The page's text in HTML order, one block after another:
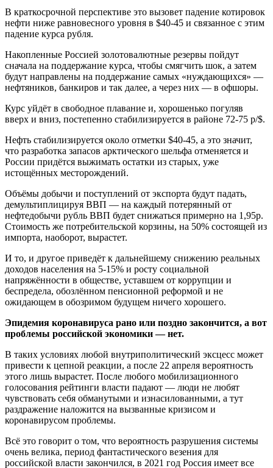
В краткосрочной перспективе это вызовет падение котировок
нефти ниже равновесного уровня в $40-45 и связанное с этим
падение курса рубля.
Накопленные Россией золотовалютные резервы пойдут
сначала на поддержание курса, чтобы смягчить шок, а затем
будут направлены на поддержание самых «нуждающихся» —
нефтяников, банкиров и так далее, а через них — в офшоры.
Курс уйдёт в свободное плавание и, хорошенько погуляв
вверх и вниз, постепенно стабилизируется в районе 72-75 р/$.
Нефть стабилизируется около отметки $40-45, а это значит,
что разработка запасов арктического шельфа отменяется и
России придётся выжимать остатки из старых, уже
истощённых месторождений.
Объёмы добычи и поступлений от экспорта будут падать,
демультиплицируя ВВП — на каждый потерянный от
нефтедобычи рубль ВВП будет снижаться примерно на 1,95р.
Стоимость же потребительской корзины, на 50% состоящей из
импорта, наоборот, вырастет.
И то, и другое приведёт к дальнейшему снижению реальных
доходов населения на 5-15% и росту социальной
напряжённости в обществе, уставшем от коррупции и
беспредела, обозлённом пенсионной реформой и не
ожидающем в обозримом будущем ничего хорошего.
Эпидемия коронавируса рано или поздно закончится, а вот
проблемы российской экономики — нет.
В таких условиях любой внутриполитический эксцесс может
привести к цепной реакции, а после 22 апреля вероятность
этого лишь вырастет. После любого мобилизационного
голосования рейтинги власти падают — люди не любят
чувствовать себя обманутыми и изнасилованными, а тут
раздражение наложится на вызванные кризисом и
коронавирусом проблемы.
Всё это говорит о том, что вероятность разрушения системы
очень велика, период фантастического везения для
российской власти закончился, в 2021 год Россия имеет все